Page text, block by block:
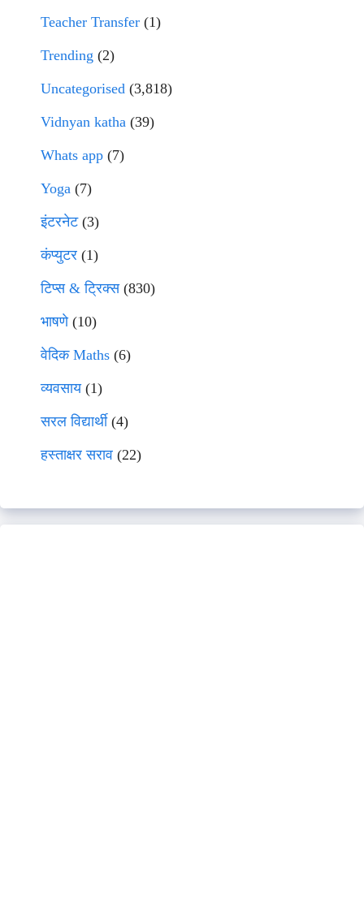
Teacher Transfer (1)
Trending (2)
Uncategorised (3,818)
Vidnyan katha (39)
Whats app (7)
Yoga (7)
इंटरनेट(3)
कंप्युटर (1)
टिप्स & ट्रिक्स(830)
भाषणे(10)
वेदिक Maths (6)
व्यवसाय(1)
सरल विद्यार्थी(4)
हस्ताक्षर सराव (22)